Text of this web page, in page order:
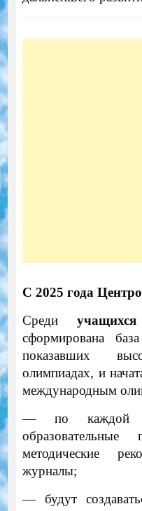
С 2025 года
Среди
сформирована
показавших
олимпиадах, и
международным
— по каждой
образовательные
методические
журналы;
— будут